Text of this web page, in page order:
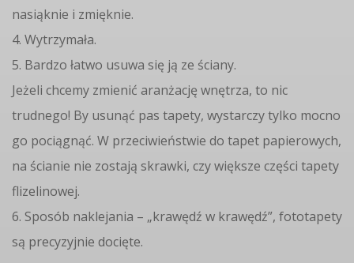
nasiąknie i zmięknie.
4. Wytrzymała.
5. Bardzo łatwo usuwa się ją ze ściany.
Jeżeli chcemy zmienić aranżację wnętrza, to nic
trudnego! By usunąć pas tapety, wystarczy tylko mocno
go pociągnąć. W przeciwieństwie do tapet papierowych,
na ścianie nie zostają skrawki, czy większe części tapety
flizelinowej.
6. Sposób naklejania – „krawędź w krawędź”, fototapety
są precyzyjnie docięte.